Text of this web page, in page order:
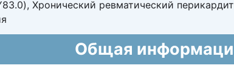
Хронический ревматический
Общая